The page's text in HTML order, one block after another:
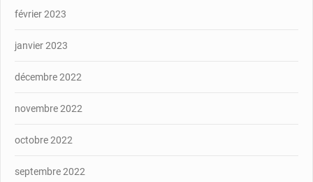
février 2023
janvier 2023
décembre 2022
novembre 2022
octobre 2022
septembre 2022